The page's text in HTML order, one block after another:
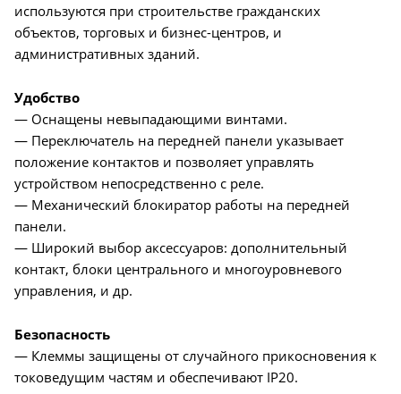
используются при строительстве гражданских
объектов, торговых и бизнес-центров, и
административных зданий.
Удобство
— Оснащены невыпадающими винтами.
— Переключатель на передней панели указывает
положение контактов и позволяет управлять
устройством непосредственно с реле.
— Механический блокиратор работы на передней
панели.
— Широкий выбор аксессуаров: дополнительный
контакт, блоки центрального и многоуровневого
управления, и др.
Безопасность
— Клеммы защищены от случайного прикосновения к
токоведущим частям и обеспечивают IP20.